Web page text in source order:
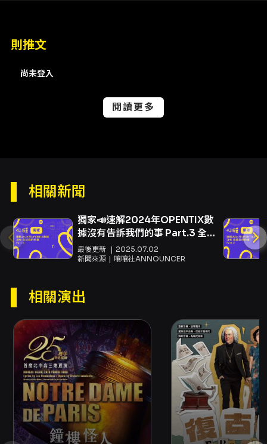
法國作品語彙、理解薩克斯風在不同曲式中角色
演出與入場相關規則 - 開放入場時間：演出前 30
分鐘開始開放入場。 - 演出全長：約 120 分鐘
2026/7/10 (五) 12:00 起於 OPENTIX 平台開
席）可能無法於超商購票。 折扣方案（依主辦公
告為準） - 7/10-8/10 購票享早鳥 8 折優惠。 -
學生購票享 7 折優惠（入場請出示有效學生證
明）。 - 衛武營會員（含無限卡、生活卡及青年
要陪同者 1 人憑證購票享 5 折優惠（入場請出示
- OPENTIX 平台文化幣／點數使用相關：使用
100 點（含）以上文化幣折抵票價者，可享平台
活動優惠（如成年禮金青年席位、青年席位
等），相關席位與名額為每場限量，使用時請留
意平台規定與入場證件要求。 購票方式與取票 -
網路購買：可使用信用卡、Apple Pay、
Google Pay、ATM 轉帳等；購買前請先加入
OPENTIX 會員。 - 分銷點購買：可於
OPENTIX 指定分銷點以現金或信用卡購買。 -
超商購票：7-ELEVEN ibon、全家 FamiPort、
則推文
尚未登入
閱讀更多
相關新聞
獨家📣速解2024年OPENTIX數
據沒有告訴我們的事 Part.3 全台
票房爆棚，他們卻被市場拋棄？
網嘆：真的撐不下去了……
最後更新
2025.07.02
新聞來源
嚷嚷社ANNOUNCER
相關演出